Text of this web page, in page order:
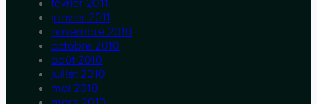
février 2011
janvier 2011
novembre 2010
octobre 2010
août 2010
juillet 2010
mai 2010